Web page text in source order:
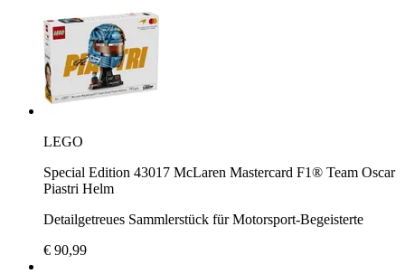
LEGO
Special Edition 43017 McLaren Mastercard F1® Team Oscar
Piastri Helm
Detailgetreues Sammlerstück für Motorsport-Begeisterte
€ 90,99